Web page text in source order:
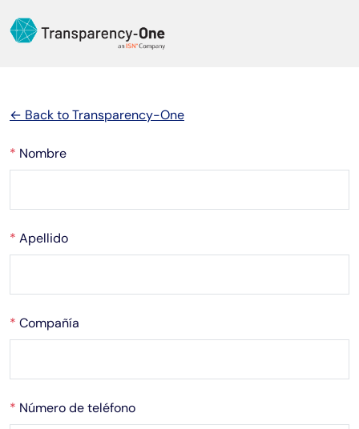
← Back to Transparency-One
* Nombre
* Apellido
* Compañía
* Número de teléfono